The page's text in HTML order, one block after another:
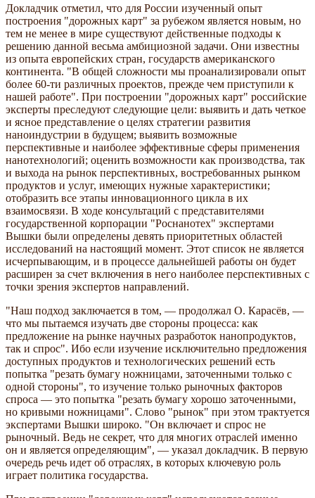
Докладчик отметил, что для России изученный опыт
построения "дорожных карт" за рубежом является новым, но
тем не менее в мире существуют действенные подходы к
решению данной весьма амбициозной задачи. Они известны
из опыта европейских стран, государств американского
континента. "В общей сложности мы проанализировали опыт
более 60-ти различных проектов, прежде чем приступили к
нашей работе". При построении "дорожных карт" российские
эксперты преследуют следующие цели: выявить и дать четкое
и ясное представление о целях стратегии развития
наноиндустрии в будущем; выявить возможные
перспективные и наиболее эффективные сферы применения
нанотехнологий; оценить возможности как производства, так
и выхода на рынок перспективных, востребованных рынком
продуктов и услуг, имеющих нужные характеристики;
отобразить все этапы инновационного цикла в их
взаимосвязи. В ходе консультаций с представителями
государственной корпорации "Роснанотех" экспертами
Вышки были определены девять приоритетных областей
исследований на настоящий момент. Этот список не является
исчерпывающим, и в процессе дальнейшей работы он будет
расширен за счет включения в него наиболее перспективных с
точки зрения экспертов направлений.
"Наш подход заключается в том, — продолжал О. Карасёв, —
что мы пытаемся изучать две стороны процесса: как
предложение на рынке научных разработок нанопродуктов,
так и спрос". Ибо если изучение исключительно предложения
доступных продуктов и технологических решений есть
попытка "резать бумагу ножницами, заточенными только с
одной стороны", то изучение только рыночных факторов
спроса — это попытка "резать бумагу хорошо заточенными,
но кривыми ножницами". Слово "рынок" при этом трактуется
экспертами Вышки широко. "Он включает и спрос не
рыночный. Ведь не секрет, что для многих отраслей именно
он и является определяющим", — указал докладчик. В первую
очередь речь идет об отраслях, в которых ключевую роль
играет политика государства.